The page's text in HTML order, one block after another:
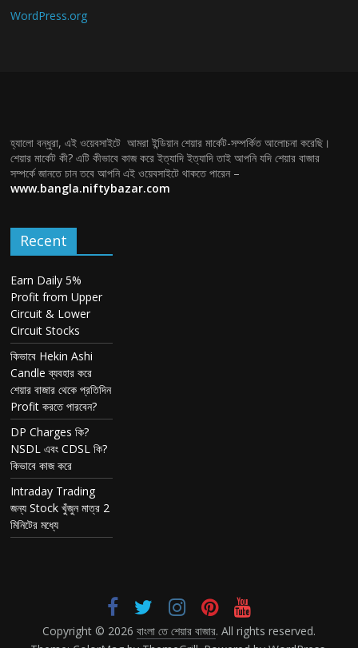
WordPress.org
হ্যালো বন্ধুরা, এই ওয়েবসাইটে আমরা ইন্ডিয়ান শেয়ার মার্কেট-সম্পর্কিত আলোচনা করেছি।
শেয়ার মার্কেট কী? এটি কীভাবে কাজ করে ইত্যাদি ইত্যাদি তাই আপনি যদি শেয়ার বাজার
সম্পর্কে জানতে চান তবে আপনি এই ওয়েবসাইটে থাকতে পারেন –
www.bangla.niftybazar.com
Recent
Earn Daily 5%
Profit from Upper
Circuit & Lower
Circuit Stocks
কিভাবে Hekin Ashi
Candle ব্যবহার করে
শেয়ার বাজার থেকে প্রতিদিন
Profit করতে পারবেন?
DP Charges কি?
NSDL এবং CDSL কি?
কিভাবে কাজ করে
Intraday Trading
জন্য Stock খুঁজুন মাত্র 2
মিনিটের মধ্যে
Copyright © 2026 বাংলা তে শেয়ার বাজার. All rights reserved.